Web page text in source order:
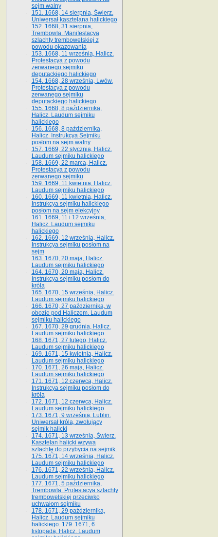
sejm walny
151. 1668, 14 sierpnia, Świerz.
Uniwersał kasztelana halickiego
152. 1668, 31 sierpnia,
Trembowla. Manifestacya
szlachty trembowelskiej z
powodu okazowania
153. 1668, 11 września, Halicz.
Protestacya z powodu
zerwanego sejmiku
deputackiego halickiego
154. 1668, 28 września, Lwów.
Protestacya z powodu
zerwanego sejmiku
deputackiego halickiego
155. 1668, 8 października,
Halicz. Laudum sejmiku
halickiego
156. 1668, 8 października,
Halicz. Instrukcya Sejmiku
posłom na sejm walny
157. 1669, 22 stycznia, Halicz.
Laudum sejmiku halickiego
158. 1669, 22 marca, Halicz.
Protestacya z powodu
zerwanego sejmiku
159. 1669, 11 kwietnia, Halicz.
Laudum sejmiku halickiego
160. 1669, 11 kwietnia, Halicz.
Instrukcya sejmiku halickiego
posłom na sejm elekcyjny
161. 1669, 11 i 12 września,
Halicz. Laudum sejmiku
halickiego
162. 1669, 12 września, Halicz.
Instrukcya sejmiku posłom na
sejm
163. 1670, 20 maja, Halicz.
Laudum sejmiku halickiego
164. 1670, 20 maja, Halicz.
Instrukcya sejmiku posłom do
króla
165. 1670, 15 września, Halicz.
Laudum sejmiku halickiego
166. 1670, 27 października, w
obozie pod Haliczem. Laudum
sejmiku halickiego
167. 1670, 29 grudnia, Halicz.
Laudum sejmiku halickiego
168. 1671, 27 lutego, Halicz.
Laudum sejmiku halickiego
169. 1671, 15 kwietnia, Halicz.
Laudum sejmiku halickiego
170. 1671, 26 maja, Halicz.
Laudum sejmiku halickiego
171. 1671, 12 czerwca, Halicz.
Instrukcya sejmiku posłom do
króla
172. 1671, 12 czerwca, Halicz.
Laudum sejmiku halickiego
173. 1671, 9 września, Lublin.
Uniwersał króla, zwołujący
sejmik halicki
174. 1671, 13 września, Świerz.
Kasztelan halicki wzywa
szlachtę do przybycia na sejmik.
175. 1671, 14 września, Halicz.
Laudum sejmiku halickiego
176. 1671, 22 września, Halicz.
Laudum sejmiku halickiego
177. 1671, 5 października,
Trembowla. Protestacya szlachty
trembowelskiej przeciwko
uchwałom sejmiku
178. 1671, 29 października,
Halicz. Laudum sejmiku
halickiego. 179. 1671, 6
listopada, Halicz. Laudum